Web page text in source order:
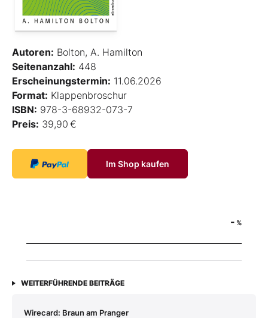
Autoren: Bolton, A. Hamilton
Seitenanzahl: 448
Erscheinungstermin: 11.06.2026
Format: Klappenbroschur
ISBN: 978-3-68932-073-7
Preis: 39,90 €
Im Shop kaufen
- %
WEITERFÜHRENDE BEITRÄGE
Wirecard: Braun am Pranger